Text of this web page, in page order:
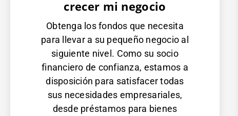
crecer mi negocio
Obtenga los fondos que necesita
para llevar a su pequeño negocio al
siguiente nivel. Como su socio
financiero de confianza, estamos a
disposición para satisfacer todas
sus necesidades empresariales,
desde préstamos para bienes